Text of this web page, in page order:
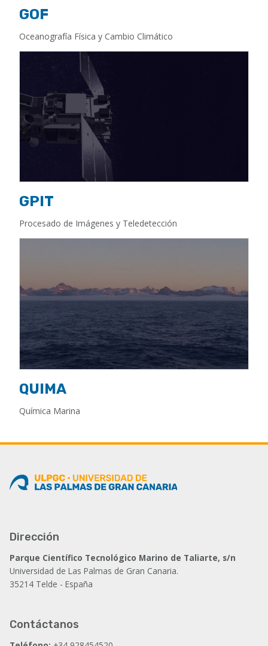
GOF
Oceanografía Física y Cambio Climático
GPIT
Procesado de Imágenes y Teledetección
QUIMA
Química Marina
Dirección
Parque Científico Tecnológico Marino de Taliarte, s/n
Universidad de Las Palmas de Gran Canaria.
35214 Telde - España
Contáctanos